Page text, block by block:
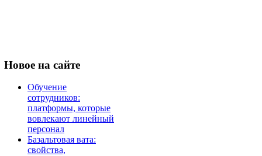
Новое на сайте
Обучение
сотрудников:
платформы, которые
вовлекают линейный
персонал
Базальтовая вата:
свойства,